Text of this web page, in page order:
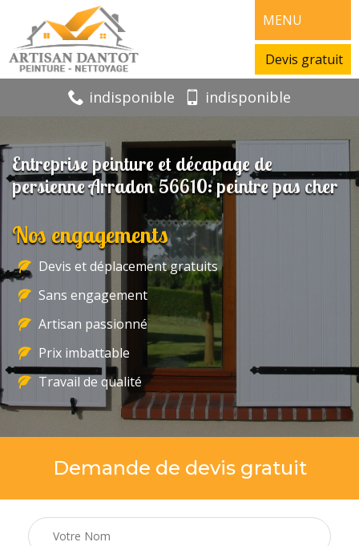
MENU
Devis gratuit
indisponible indisponible
Entreprise peinture et décapage de
persienne Arradon 56610: peintre pas cher
Nos engagements
Devis et déplacement gratuits
Sans engagement
Artisan passionné
Prix imbattable
Travail de qualité
Demande de devis gratuit